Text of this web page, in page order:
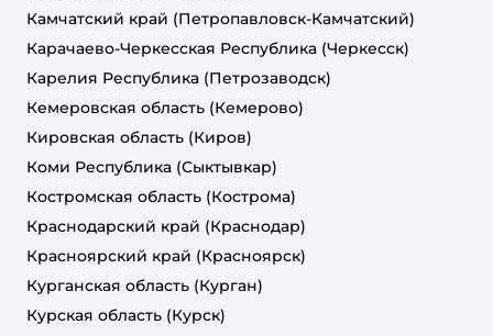
Камчатский край (Петропавловск-Камчатский)
Карачаево-Черкесская Республика (Черкесск)
Карелия Республика (Петрозаводск)
Кемеровская область (Кемерово)
Кировская область (Киров)
Коми Республика (Сыктывкар)
Костромская область (Кострома)
Краснодарский край (Краснодар)
Красноярский край (Красноярск)
Курганская область (Курган)
Курская область (Курск)